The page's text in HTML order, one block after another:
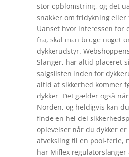
stor opblomstring, og det
snakker om fridykning eller
Uanset hvor interessen for
fra, skal man bruge noget
dykkerudstyr.
Slanger, har altid placeret
salgslisten inden for
altid at sikkerhed kommer
dykker. Det gælder også
Norden, og heldigvis kan
finde en hel del
oplevelser når du dykker er
afveksling til en pool-ferie,
har Miflex regulatorslanger